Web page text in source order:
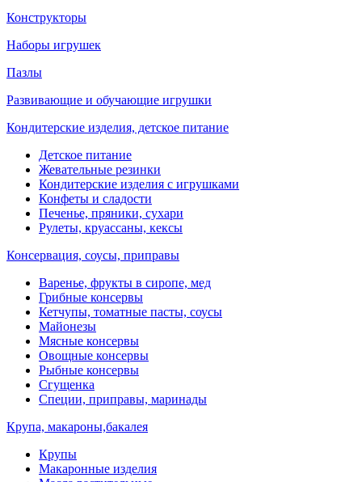
Конструкторы
Наборы игрушек
Пазлы
Развивающие и обучающие игрушки
Кондитерские изделия, детское питание
Детское питание
Жевательные резинки
Кондитерские изделия с игрушками
Конфеты и сладости
Печенье, пряники, сухари
Рулеты, круассаны, кексы
Консервация, соусы, приправы
Варенье, фрукты в сиропе, мед
Грибные консервы
Кетчупы, томатные пасты, соусы
Майонезы
Мясные консервы
Овощные консервы
Рыбные консервы
Сгущенка
Специи, приправы, маринады
Крупа, макароны,бакалея
Крупы
Макаронные изделия